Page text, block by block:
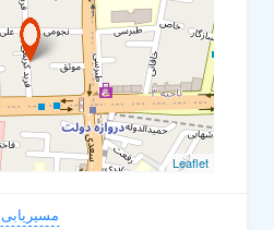
Leaflet
مسیریابی